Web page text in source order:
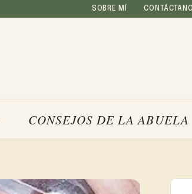
SOBRE MÍ
CONSEJOS DE LA ABUELA